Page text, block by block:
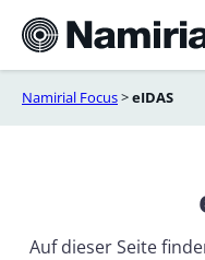
content
Namirial Focus>eIDAS
Auf dieser Seite